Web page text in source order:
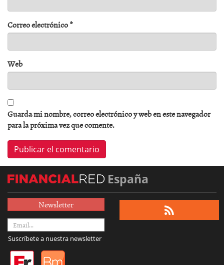
Correo electrónico*
Web
Guarda mi nombre, correo electrónico y web en este navegador
para la próxima vez que comente.
España
Newsletter
Suscríbete a nuestra newsletter